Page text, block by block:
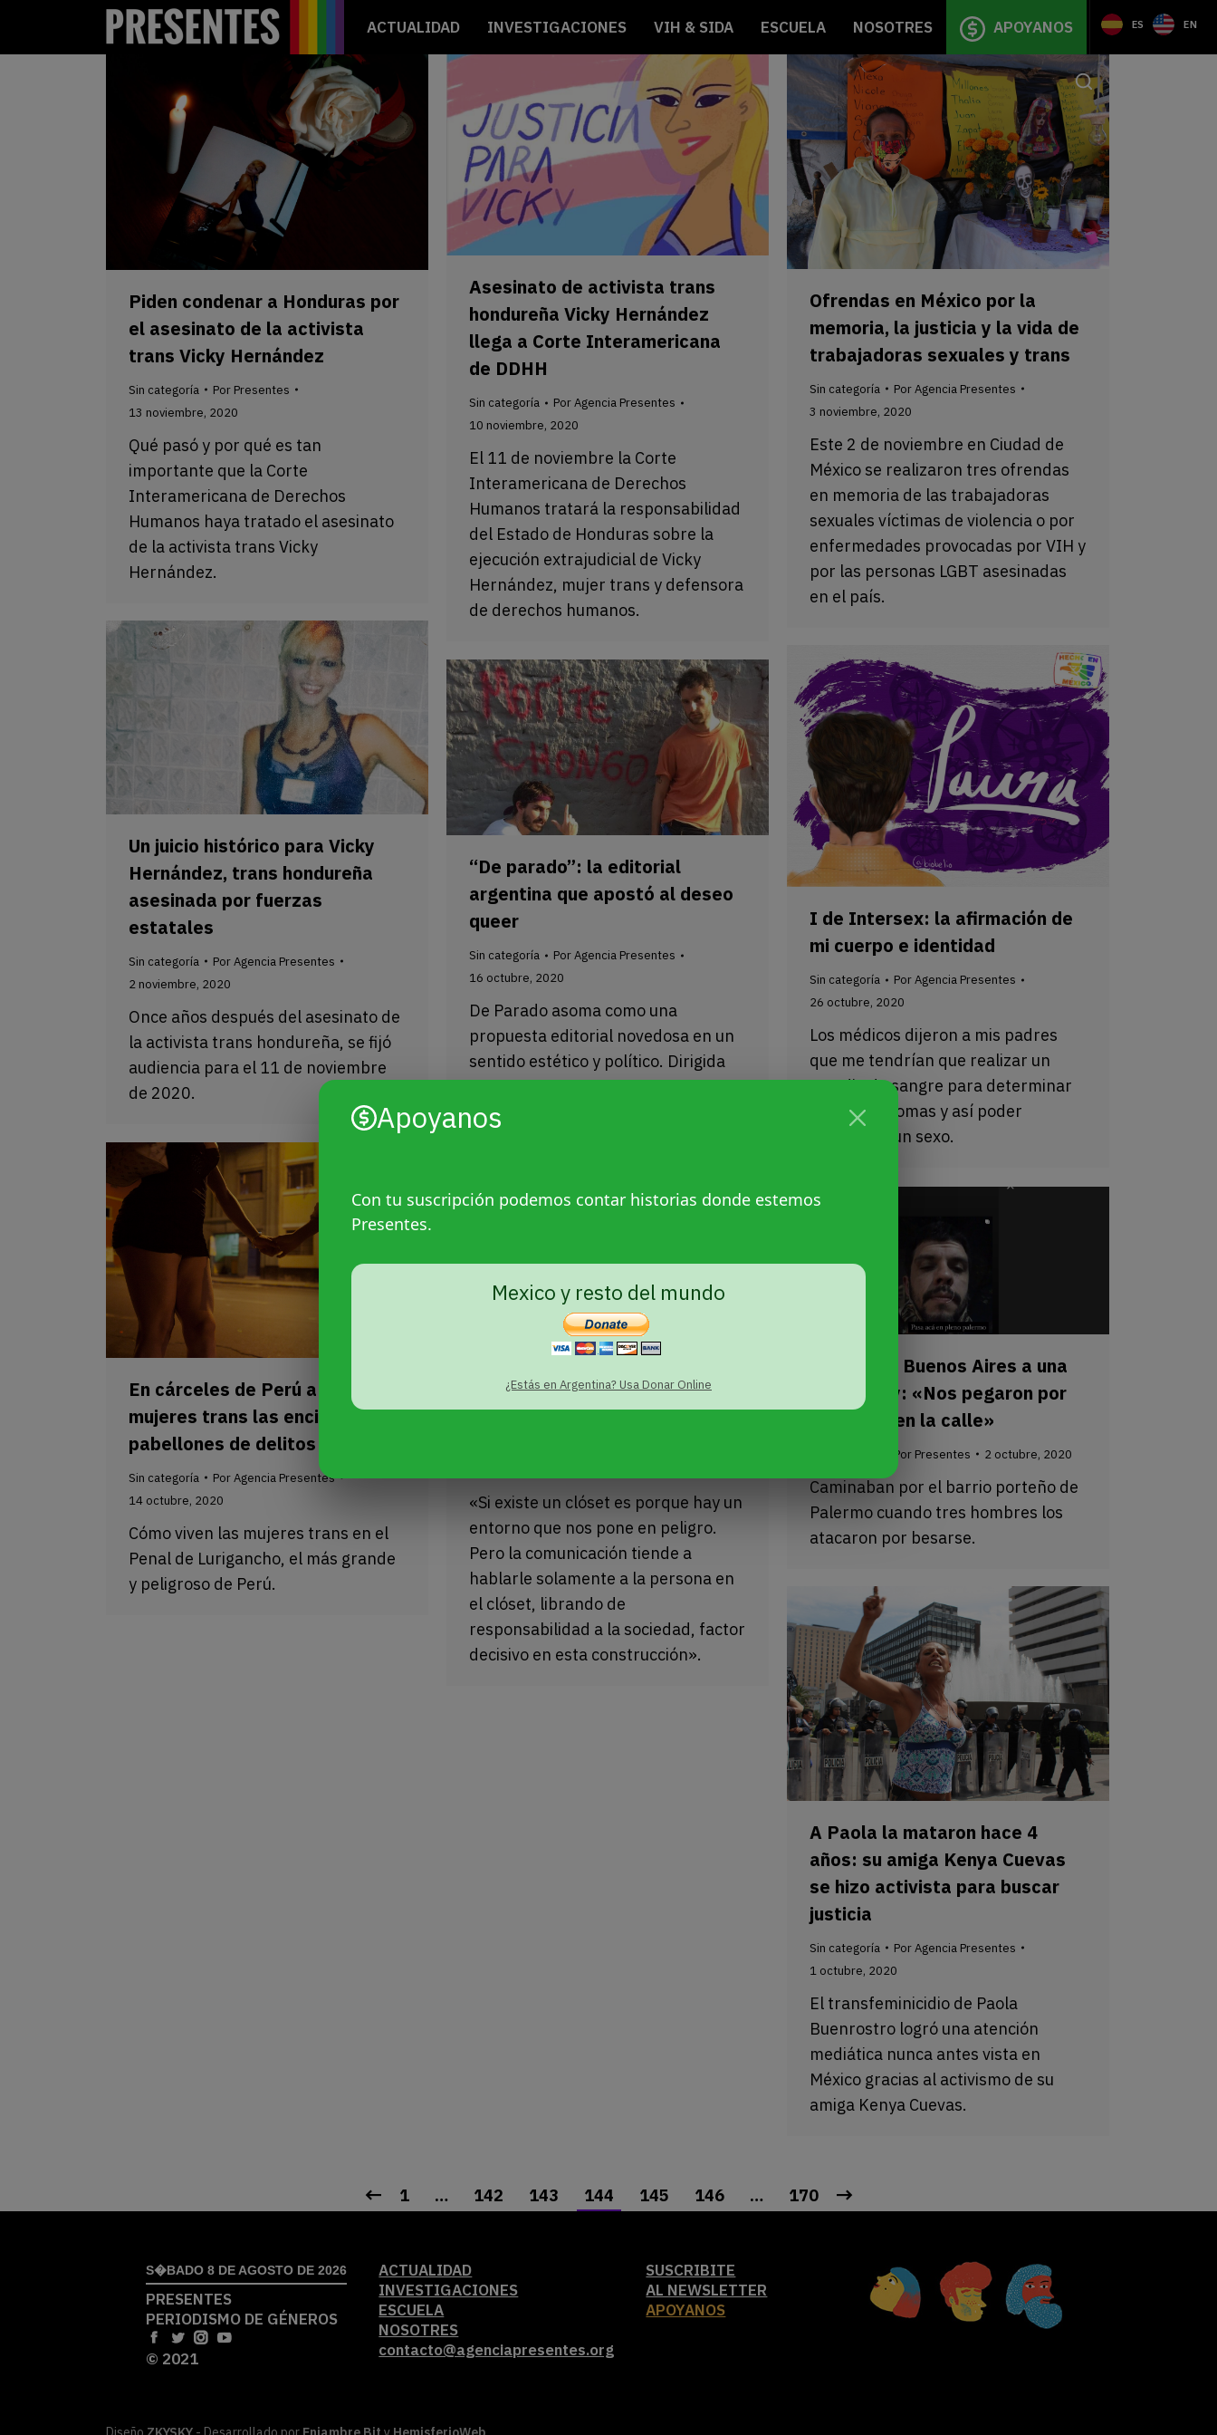
ACTUALIDAD INVESTIGACIONES VIH & SIDA ESCUELA NOSOTRES APOYANOS ES EN
Apoyanos
Con tu suscripción podemos contar historias donde estemos
Presentes.
Mexico y resto del mundo
¿Estás en Argentina? Usa Donar Online
Piden condenar a Honduras por
el asesinato de la activista
trans Vicky Hernández
Sin categoría Por Presentes
13 noviembre, 2020
Qué pasó y por qué es tan
importante que la Corte
Interamericana de Derechos
Humanos haya tratado el asesinato
de la activista trans Vicky
Hernández.
Asesinato de activista trans
hondureña Vicky Hernández
llega a Corte Interamericana
de DDHH
Sin categoría PorAgencia Presentes
10 noviembre, 2020
El 11 de noviembre la Corte
Interamericana de Derechos
Humanos tratará la responsabilidad
del Estado de Honduras sobre la
ejecución extrajudicial de Vicky
Hernández, mujer trans y defensora
de derechos humanos.
Ofrendas en México por la
memoria, la justicia y la vida de
trabajadoras sexuales y trans
Sin categoría PorAgencia Presentes
3 noviembre, 2020
Este 2 de noviembre en Ciudad de
México se realizaron tres ofrendas
en memoria de las trabajadoras
sexuales víctimas de violencia o por
enfermedades provocadas por VIH y
por las personas LGBT asesinadas
en el país.
Un juicio histórico para Vicky
Hernández, trans hondureña
asesinada por fuerzas
estatales
Sin categoría PorAgencia Presentes
2 noviembre, 2020
Once años después del asesinato de
la activista trans hondureña, se fijó
audiencia para el 11 de noviembre
de 2020.
I de Intersex: la afirmación de
mi cuerpo e identidad
Sin categoría PorAgencia Presentes
26 octubre, 2020
Los médicos dijeron a mis padres
que me tendrían que realizar un
estudio de sangre para determinar
mis cromosomas y así poder
asignarme un sexo.
“De parado”: la editorial
argentina que apostó al deseo
queer
Sin categoría PorAgencia Presentes
16 octubre, 2020
De Parado asoma como una
propuesta editorial novedosa en un
sentido estético y político. Dirigida
por el poeta Mariano Blatt y
Francisco Visconti.
En cárceles de Perú a las
mujeres trans las encierran en
pabellones de delitos sexuales
Sin categoría PorAgencia Presentes
14 octubre, 2020
Cómo viven las mujeres trans en el
Penal de Lurigancho, el más grande
y peligroso de Perú.
Del clóset se sale cuando se
«Si existe un clóset es porque hay un
entorno que nos pone en peligro.
Pero la comunicación tiende a
hablarle solamente a la persona en
el clóset, librando de
responsabilidad a la sociedad, factor
decisivo en esta construcción».
Ataque en Buenos Aires a una
pareja gay: «Nos pegaron por
besarnos en la calle»
Por Presentes 2 octubre, 2020
Caminaban por el barrio porteño de
Palermo cuando tres hombres los
atacaron por besarse.
A Paola la mataron hace 4
años: su amiga Kenya Cuevas
se hizo activista para buscar
justicia
Sin categoría PorAgencia Presentes
1 octubre, 2020
El transfeminicidio de Paola
Buenrostro logró una atención
mediática nunca antes vista en
México gracias al activismo de su
amiga Kenya Cuevas.
1 … 142 143 144 145 146 … 170
S�BADO 8 DE AGOSTO DE 2026
PRESENTES
PERIODISMO DE GÉNEROS
© 2021
ACTUALIDAD
INVESTIGACIONES
ESCUELA
NOSOTRES
contacto@agenciapresentes.org
SUSCRIBITE
AL NEWSLETTER
APOYANOS